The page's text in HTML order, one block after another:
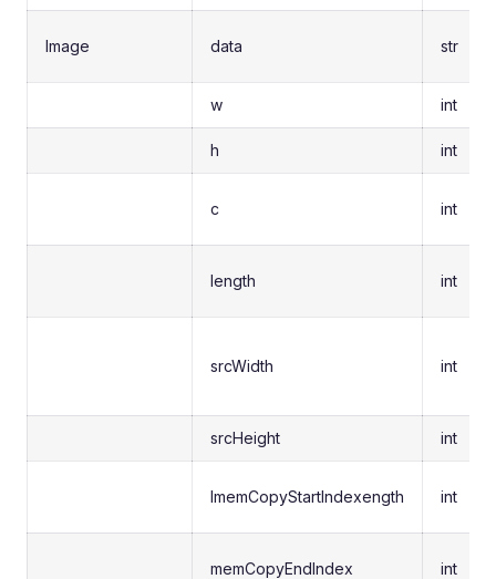
Image data str
w int
h int
c int
length int
srcWidth int
srcHeight int
lmemCopyStartIndexength int
memCopyEndIndex int